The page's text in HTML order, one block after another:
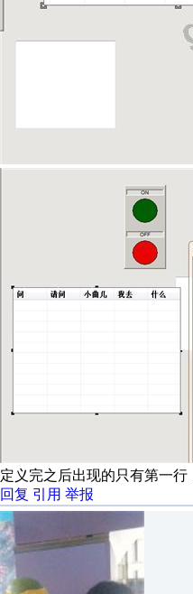
定义完之后出现的只有第一
回复 引用 举报